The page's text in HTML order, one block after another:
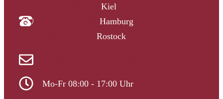
Kiel
Hamburg
Rostock
Mo-Fr 08:00 - 17:00 Uhr